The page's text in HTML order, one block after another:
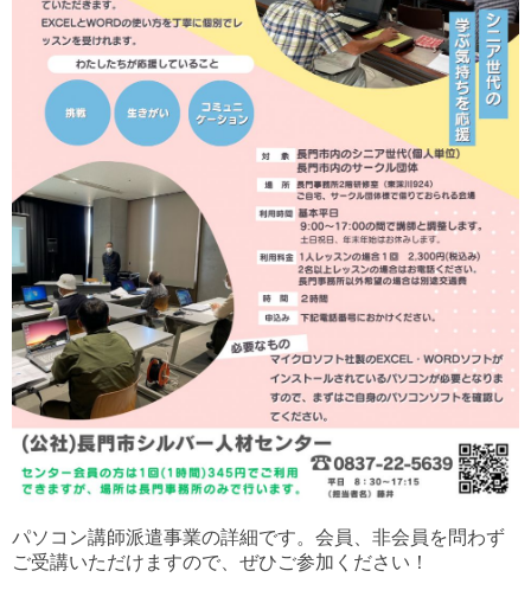
パソコン講師派遣事業の詳細です。会員、非会員を問わず
ご受講いただけますので、ぜひご参加ください！